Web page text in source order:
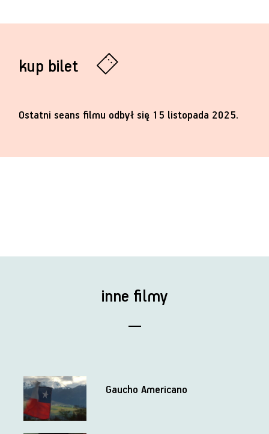
kup bilet
Ostatni seans filmu odbył się 15 listopada 2025.
inne filmy
Gaucho Americano